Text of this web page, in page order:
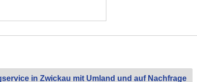
in Zwickau mit Umland und auf Nachfrage